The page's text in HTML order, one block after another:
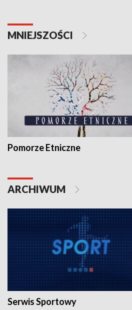
MNIEJSZOŚCI
Pomorze Etniczne
ARCHIWUM
Serwis Sportowy